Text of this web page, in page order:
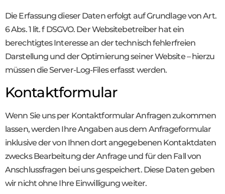
Die Erfassung dieser Daten erfolgt auf Grundlage von Art.
6 Abs. 1 lit. f DSGVO. Der Websitebetreiber hat ein
berechtigtes Interesse an der technisch fehlerfreien
Darstellung und der Optimierung seiner Website – hierzu
müssen die Server-Log-Files erfasst werden.
Kontaktformular
Wenn Sie uns per Kontaktformular Anfragen zukommen
lassen, werden Ihre Angaben aus dem Anfrageformular
inklusive der von Ihnen dort angegebenen Kontaktdaten
zwecks Bearbeitung der Anfrage und für den Fall von
Anschlussfragen bei uns gespeichert. Diese Daten geben
wir nicht ohne Ihre Einwilligung weiter.